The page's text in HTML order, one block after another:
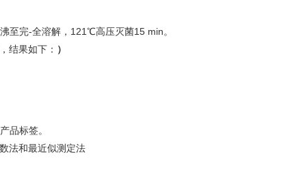
至完-全溶解，121℃高压灭菌15 min。
结果如下： ）
品标签。
法和最近似测定法